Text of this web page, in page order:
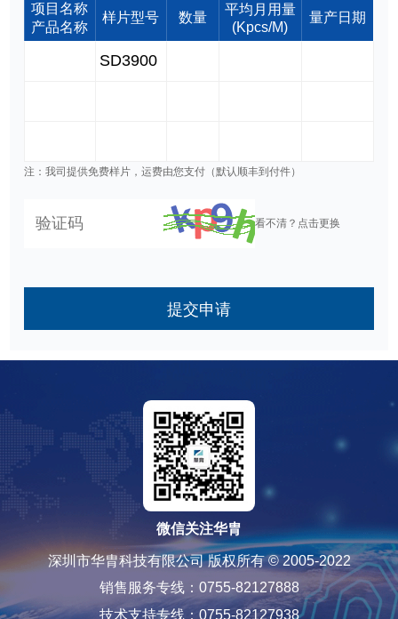
项目名称
产品名称
样片型号 数量
平均月用量
(Kpcs/M)
量产日期
注：我司提供免费样片，运费由您支付（默认顺丰到付件）
看不清？点击更换
提交申请
微信关注华胄
深圳市华胄科技有限公司 版权所有 © 2005-2022
销售服务专线：0755-82127888
技术支持专线：0755-82127938